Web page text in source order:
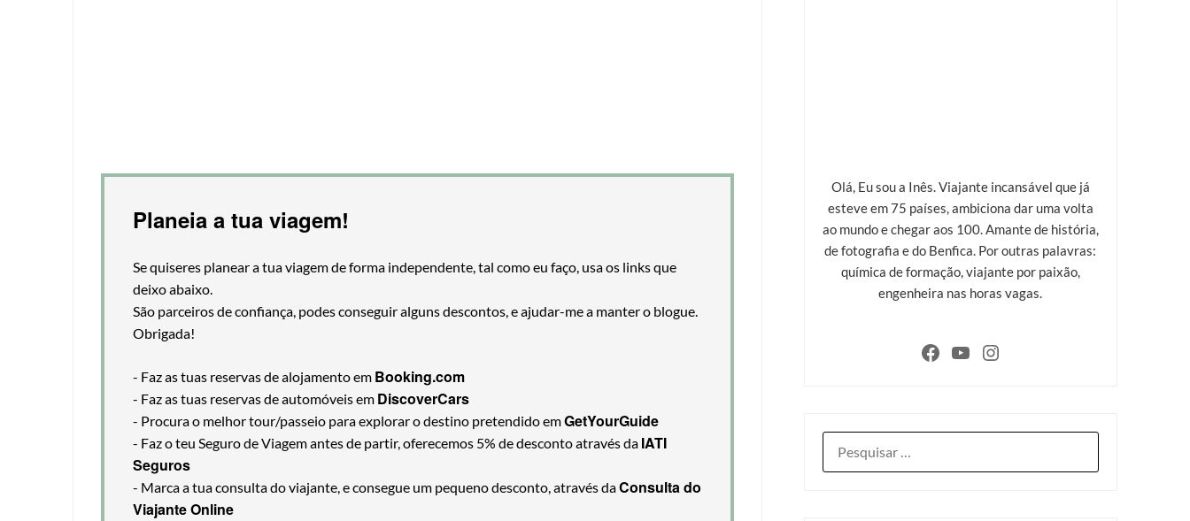
Planeia a tua viagem!
Se quiseres planear a tua viagem de forma independente, tal como eu faço, usa os links que
deixo abaixo.
São parceiros de confiança, podes conseguir alguns descontos, e ajudar-me a manter o blogue.
Obrigada!
- Faz as tuas reservas de alojamento em Booking.com
- Faz as tuas reservas de automóveis em DiscoverCars
- Procura o melhor tour/passeio para explorar o destino pretendido emGetYourGuide
- Faz o teu Seguro de Viagem antes de partir, oferecemos 5% de desconto através da IATI
Seguros
- Marca a tua consulta do viajante, e consegue um pequeno desconto, através daConsulta do
Viajante Online
Olá, Eu sou a Inês. Viajante incansável que já
esteve em 75 países, ambiciona dar uma volta
ao mundo e chegar aos 100. Amante de história,
de fotografia e do Benfica. Por outras palavras:
química de formação, viajante por paixão,
engenheira nas horas vagas.